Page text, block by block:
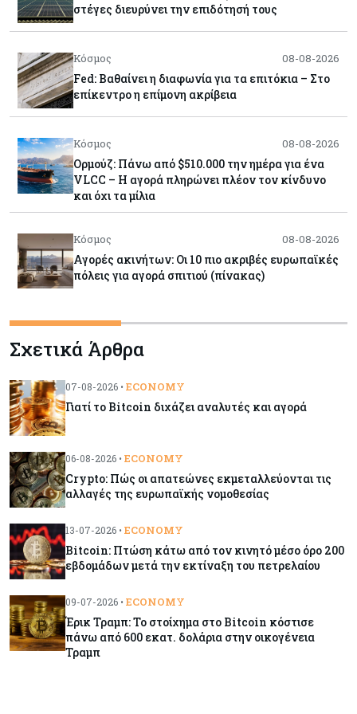
στέγες διευρύνει την επιδότησή τους
Κόσμος 08-08-2026
Fed: Βαθαίνει η διαφωνία για τα επιτόκια – Στο
επίκεντρο η επίμονη ακρίβεια
Κόσμος 08-08-2026
Ορμούζ: Πάνω από $510.000 την ημέρα για ένα
VLCC – Η αγορά πληρώνει πλέον τον κίνδυνο
και όχι τα μίλια
Κόσμος 08-08-2026
Αγορές ακινήτων: Οι 10 πιο ακριβές ευρωπαϊκές
πόλεις για αγορά σπιτιού (πίνακας)
Κόσμος 08-08-2026
Οι πυρκαγιές κατακαίνε την Ευρώπη, αλλά οι
ζημιές δεν είναι ασφαλισμένες
Κόσμος 08-08-2026
Κόσμος
Κρίσιμες πρώτες ύλες: Ο ευρωπαϊκός χάρτης
και οι προκλήσεις
Σχετικά Άρθρα
07-08-2026 • ECONOMY
Γιατί το Bitcoin διχάζει αναλυτές και αγορά
06-08-2026 • ECONOMY
Crypto: Πώς οι απατεώνες εκμεταλλεύονται τις
αλλαγές της ευρωπαϊκής νομοθεσίας
13-07-2026 • ECONOMY
Bitcoin: Πτώση κάτω από τον κινητό μέσο όρο 200
εβδομάδων μετά την εκτίναξη του πετρελαίου
09-07-2026 • ECONOMY
Έρικ Τραμπ: Το στοίχημα στο Bitcoin κόστισε
πάνω από 600 εκατ. δολάρια στην οικογένεια
Τραμπ